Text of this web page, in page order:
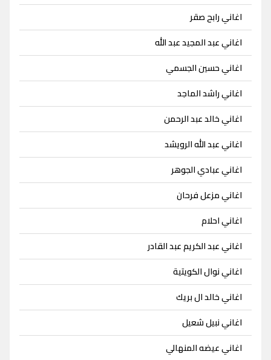
اغاني رابح صقر
اغاني عبد المجيد عبد الله
اغاني حسين الجسمي
اغاني راشد الماجد
اغاني خالد عبد الرحمن
اغاني عبد الله الرويشد
اغاني عبادي الجوهر
اغاني مزعل فرحان
اغاني احلام
اغاني عبد الكريم عبد القادر
اغاني نوال الكويتية
اغاني خالد ال بريك
اغاني نبيل شعيل
اغاني عيضه المنهالي